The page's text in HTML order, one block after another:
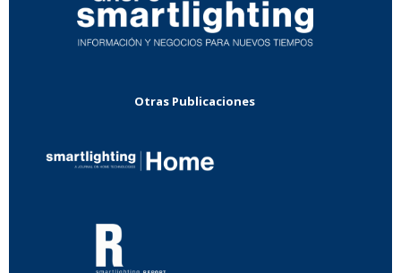
Otras Publicaciones